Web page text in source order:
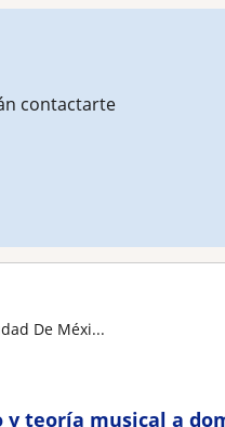
contactarte
De Méxi...
y teoría musical a